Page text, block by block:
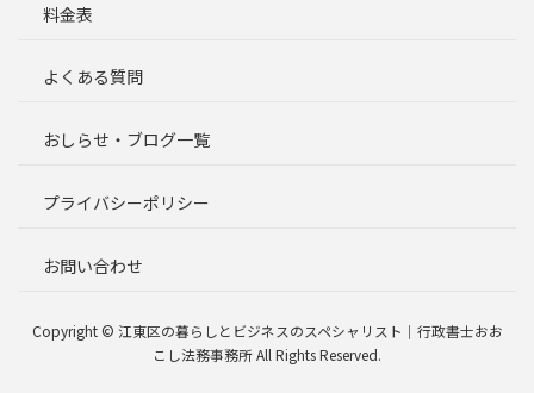
料金表
よくある質問
おしらせ・ブログ一覧
プライバシーポリシー
お問い合わせ
Copyright © 江東区の暮らしとビジネスのスペシャリスト｜行政書士おお
こし法務事務所 All Rights Reserved.